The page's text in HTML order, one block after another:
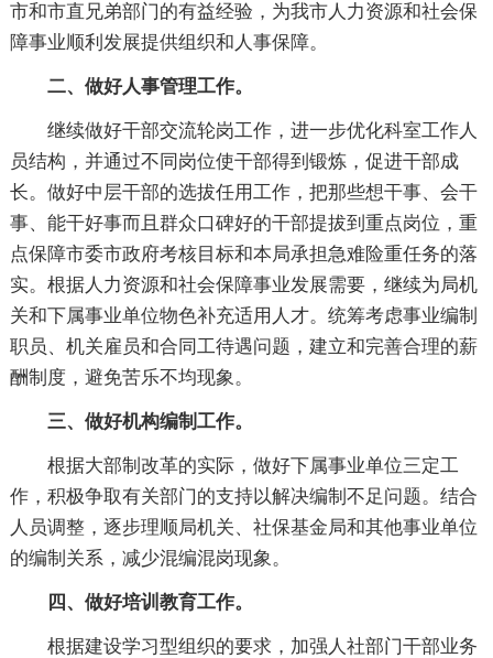
市和市直兄弟部门的有益经验，为我市人力资源和社会保
障事业顺利发展提供组织和人事保障。
二、做好人事管理工作。
继续做好干部交流轮岗工作，进一步优化科室工作人
员结构，并通过不同岗位使干部得到锻炼，促进干部成
长。做好中层干部的选拔任用工作，把那些想干事、会干
事、能干好事而且群众口碑好的干部提拔到重点岗位，重
点保障市委市政府考核目标和本局承担急难险重任务的落
实。根据人力资源和社会保障事业发展需要，继续为局机
关和下属事业单位物色补充适用人才。统筹考虑事业编制
职员、机关雇员和合同工待遇问题，建立和完善合理的薪
酬制度，避免苦乐不均现象。
三、做好机构编制工作。
根据大部制改革的实际，做好下属事业单位三定工
作，积极争取有关部门的支持以解决编制不足问题。结合
人员调整，逐步理顺局机关、社保基金局和其他事业单位
的编制关系，减少混编混岗现象。
四、做好培训教育工作。
根据建设学习型组织的要求，加强人社部门干部业务